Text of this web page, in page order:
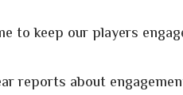
to keep our players
reports about